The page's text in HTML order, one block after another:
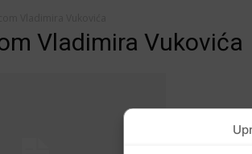
Vladimira Vukovića